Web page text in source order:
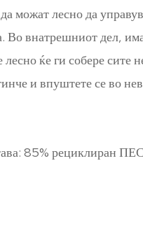
можат лесно да
Во внатрешниот дел,
ќе ги собере сите
и впуштете се во
85% рециклиран